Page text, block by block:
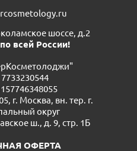
шоссе, д.2
всей России!
г. Москва, вн. тер. г.
округ
ш., д. 9, стр. 1Б
ОФЕРТА